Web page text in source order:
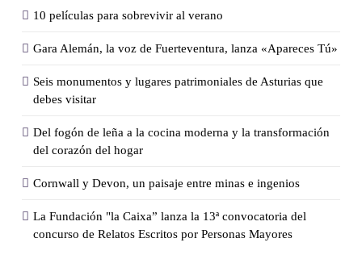
10 películas para sobrevivir al verano
Gara Alemán, la voz de Fuerteventura, lanza «Apareces Tú»
Seis monumentos y lugares patrimoniales de Asturias que
debes visitar
Del fogón de leña a la cocina moderna y la transformación
del corazón del hogar
Cornwall y Devon, un paisaje entre minas e ingenios
La Fundación "la Caixa” lanza la 13ª convocatoria del
concurso de Relatos Escritos por Personas Mayores